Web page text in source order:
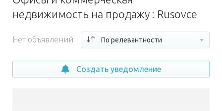
недвижимость на продажу : Rusovce
Нет объявлений По релевантности
Создать уведомление